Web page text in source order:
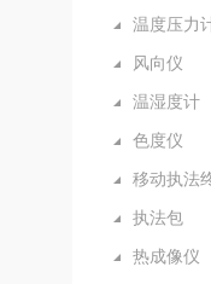
温度压力
风向仪
温湿度计
色度仪
移动执法
执法包
热成像仪